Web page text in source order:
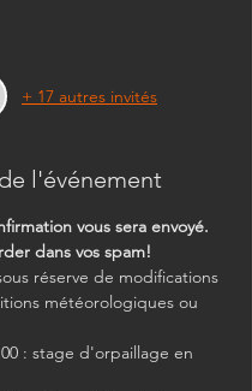
+ 17 autres invités
l'événement
vous sera envoyé.
dans vos spam!
réserve de modifications
météorologiques ou
: stage d'orpaillage en